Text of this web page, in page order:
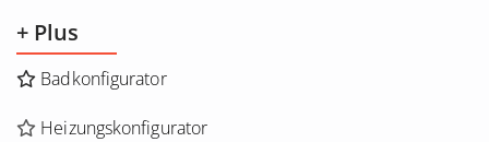
+ Plus
Badkonfigurator
Heizungskonfigurator